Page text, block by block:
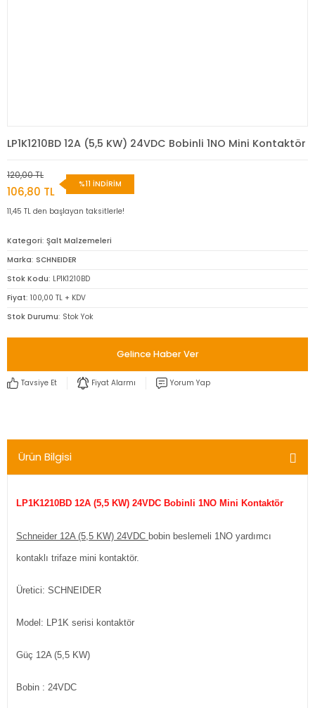
LP1K1210BD 12A (5,5 KW) 24VDC Bobinli 1NO Mini Kontaktör
120,00 TL
106,80 TL
%11 İNDİRİM
11,45 TL den başlayan taksitlerle!
Kategori Şalt Malzemeleri
Marka SCHNEIDER
Stok Kodu LP1K1210BD
Fiyat 100,00 TL + KDV
Stok Durumu Stok Yok
Gelince Haber Ver
Tavsiye Et Fiyat Alarmı Yorum Yap
Ürün Bilgisi
LP1K1210BD 12A (5,5 KW) 24VDC Bobinli 1NO Mini Kontaktör
Schneider 12A (5,5 KW) 24VDC bobin beslemeli 1NO yardımcı
kontaklı trifaze mini kontaktör.
Üretici: SCHNEIDER
Model: LP1K serisi kontaktör
Güç 12A (5,5 KW)
Bobin : 24VDC